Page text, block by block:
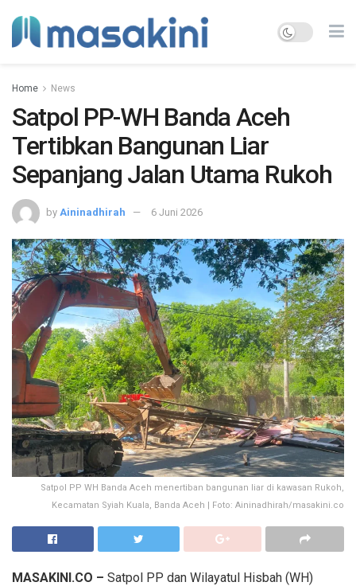
Home News
Satpol PP-WH Banda Aceh
Tertibkan Bangunan Liar
Sepanjang Jalan Utama Rukoh
by Aininadhirah 6 Juni 2026
Satpol PP WH Banda Aceh menertiban bangunan liar di kawasan Rukoh,
Kecamatan Syiah Kuala, Banda Aceh | Foto: Aininadhirah/masakini.co
MASAKINI.CO – Satpol PP dan Wilayatul Hisbah (WH)